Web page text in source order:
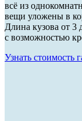
всё из
вещи уложены в
Длина кузова от 3
с возможностью
Узнать стоимость